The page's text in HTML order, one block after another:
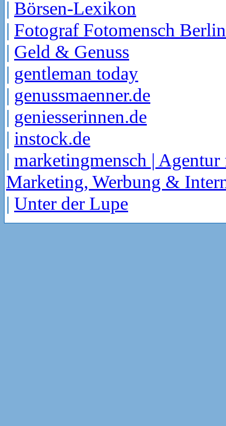
| Börsen-Lexikon
| Fotograf Fotomensch Berlin
| Geld & Genuss
| gentleman today
| genussmaenner.de
| geniesserinnen.de
| instock.de
| marketingmensch | Agentur
Marketing, Werbung &
| Unter der Lupe